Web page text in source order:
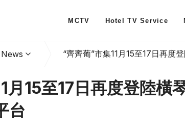
MCTV Hotel TV Service
“齊齊葡”市集11月15至17日再度
月15至17日再度登陸橫
台